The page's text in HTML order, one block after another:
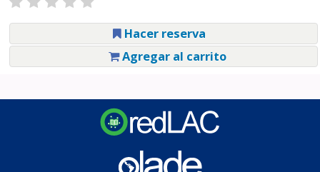
Hacer reserva
Agregar al carrito